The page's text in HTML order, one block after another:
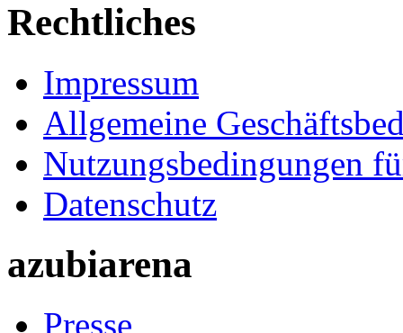
Rechtliches
Impressum
Allgemeine
Nutzungsbedingungen
Datenschutz
azubiarena
Presse